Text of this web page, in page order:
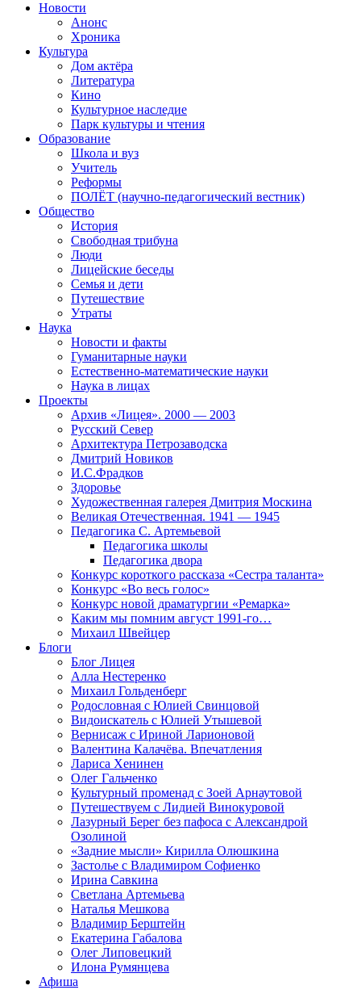
Новости
Анонс
Хроника
Культура
Дом актёра
Литература
Кино
Культурное наследие
Парк культуры и чтения
Образование
Школа и вуз
Учитель
Реформы
ПОЛЁТ (научно-педагогический вестник)
Общество
История
Свободная трибуна
Люди
Лицейские беседы
Семья и дети
Путешествие
Утраты
Наука
Новости и факты
Гуманитарные науки
Естественно-математические науки
Наука в лицах
Проекты
Архив «Лицея». 2000 — 2003
Русский Север
Архитектура Петрозаводска
Дмитрий Новиков
И.С.Фрадков
Здоровье
Художественная галерея Дмитрия Москина
Великая Отечественная. 1941 — 1945
Педагогика С. Артемьевой
Педагогика школы
Педагогика двора
Конкурс короткого рассказа «Сестра таланта»
Конкурс «Во весь голос»
Конкурс новой драматургии «Ремарка»
Каким мы помним август 1991-го…
Михаил Швейцер
Блоги
Блог Лицея
Алла Нестеренко
Михаил Гольденберг
Родословная с Юлией Свинцовой
Видоискатель с Юлией Утышевой
Вернисаж с Ириной Ларионовой
Валентина Калачёва. Впечатления
Лариса Хенинен
Олег Гальченко
Культурный променад с Зоей Арнаутовой
Путешествуем с Лидией Винокуровой
Лазурный Берег без пафоса с Александрой
Озолиной
«Задние мысли» Кирилла Олюшкина
Застолье с Владимиром Софиенко
Ирина Савкина
Светлана Артемьева
Наталья Мешкова
Владимир Берштейн
Екатерина Габалова
Олег Липовецкий
Илона Румянцева
Афиша